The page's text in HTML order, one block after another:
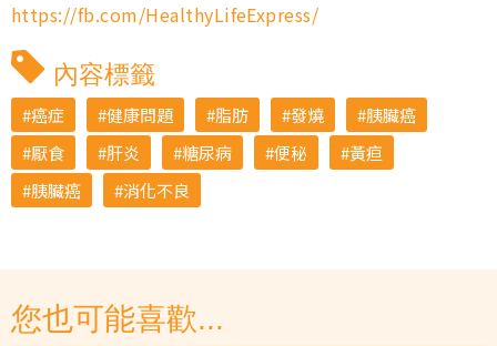
https://fb.com/HealthyLifeExpress/
內容標籤
癌症 健康問題 脂肪 發燒
胰臟癌
厭食
肝炎 糖尿病 便秘
黃疸
胰臟癌
消化不良
您也可能喜歡...